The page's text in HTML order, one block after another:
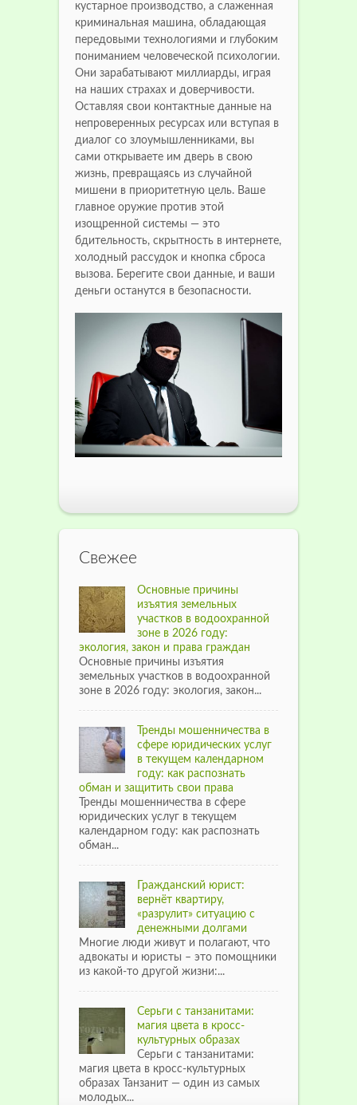
кустарное производство, а слаженная
криминальная машина, обладающая
передовыми технологиями и глубоким
пониманием человеческой психологии.
Они зарабатывают миллиарды, играя
на наших страхах и доверчивости.
Оставляя свои контактные данные на
непроверенных ресурсах или вступая в
диалог со злоумышленниками, вы
сами открываете им дверь в свою
жизнь, превращаясь из случайной
мишени в приоритетную цель. Ваше
главное оружие против этой
изощренной системы — это
бдительность, скрытность в интернете,
холодный рассудок и кнопка сброса
вызова. Берегите свои данные, и ваши
деньги останутся в безопасности.
Свежее
Основные причины
изъятия земельных
участков в водоохранной
зоне в 2026 году:
экология, закон и права граждан
Основные причины изъятия
земельных участков в водоохранной
зоне в 2026 году: экология, закон...
Тренды мошенничества в
сфере юридических услуг
в текущем календарном
году: как распознать
обман и защитить свои права
Тренды мошенничества в сфере
юридических услуг в текущем
календарном году: как распознать
обман...
Гражданский юрист:
вернёт квартиру,
«разрулит» ситуацию с
денежными долгами
Многие люди живут и полагают, что
адвокаты и юристы – это помощники
из какой-то другой жизни:...
Серьги с танзанитами:
магия цвета в кросс-
культурных образах
Серьги с танзанитами:
магия цвета в кросс-культурных
образах Танзанит — один из самых
молодых...